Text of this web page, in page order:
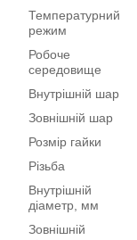
Температурний
режим
Робоче
середовище
Внутрішній шар
Зовнішній шар
Розмір гайки
Різьба
Внутрішній
діаметр, мм
Зовнішній